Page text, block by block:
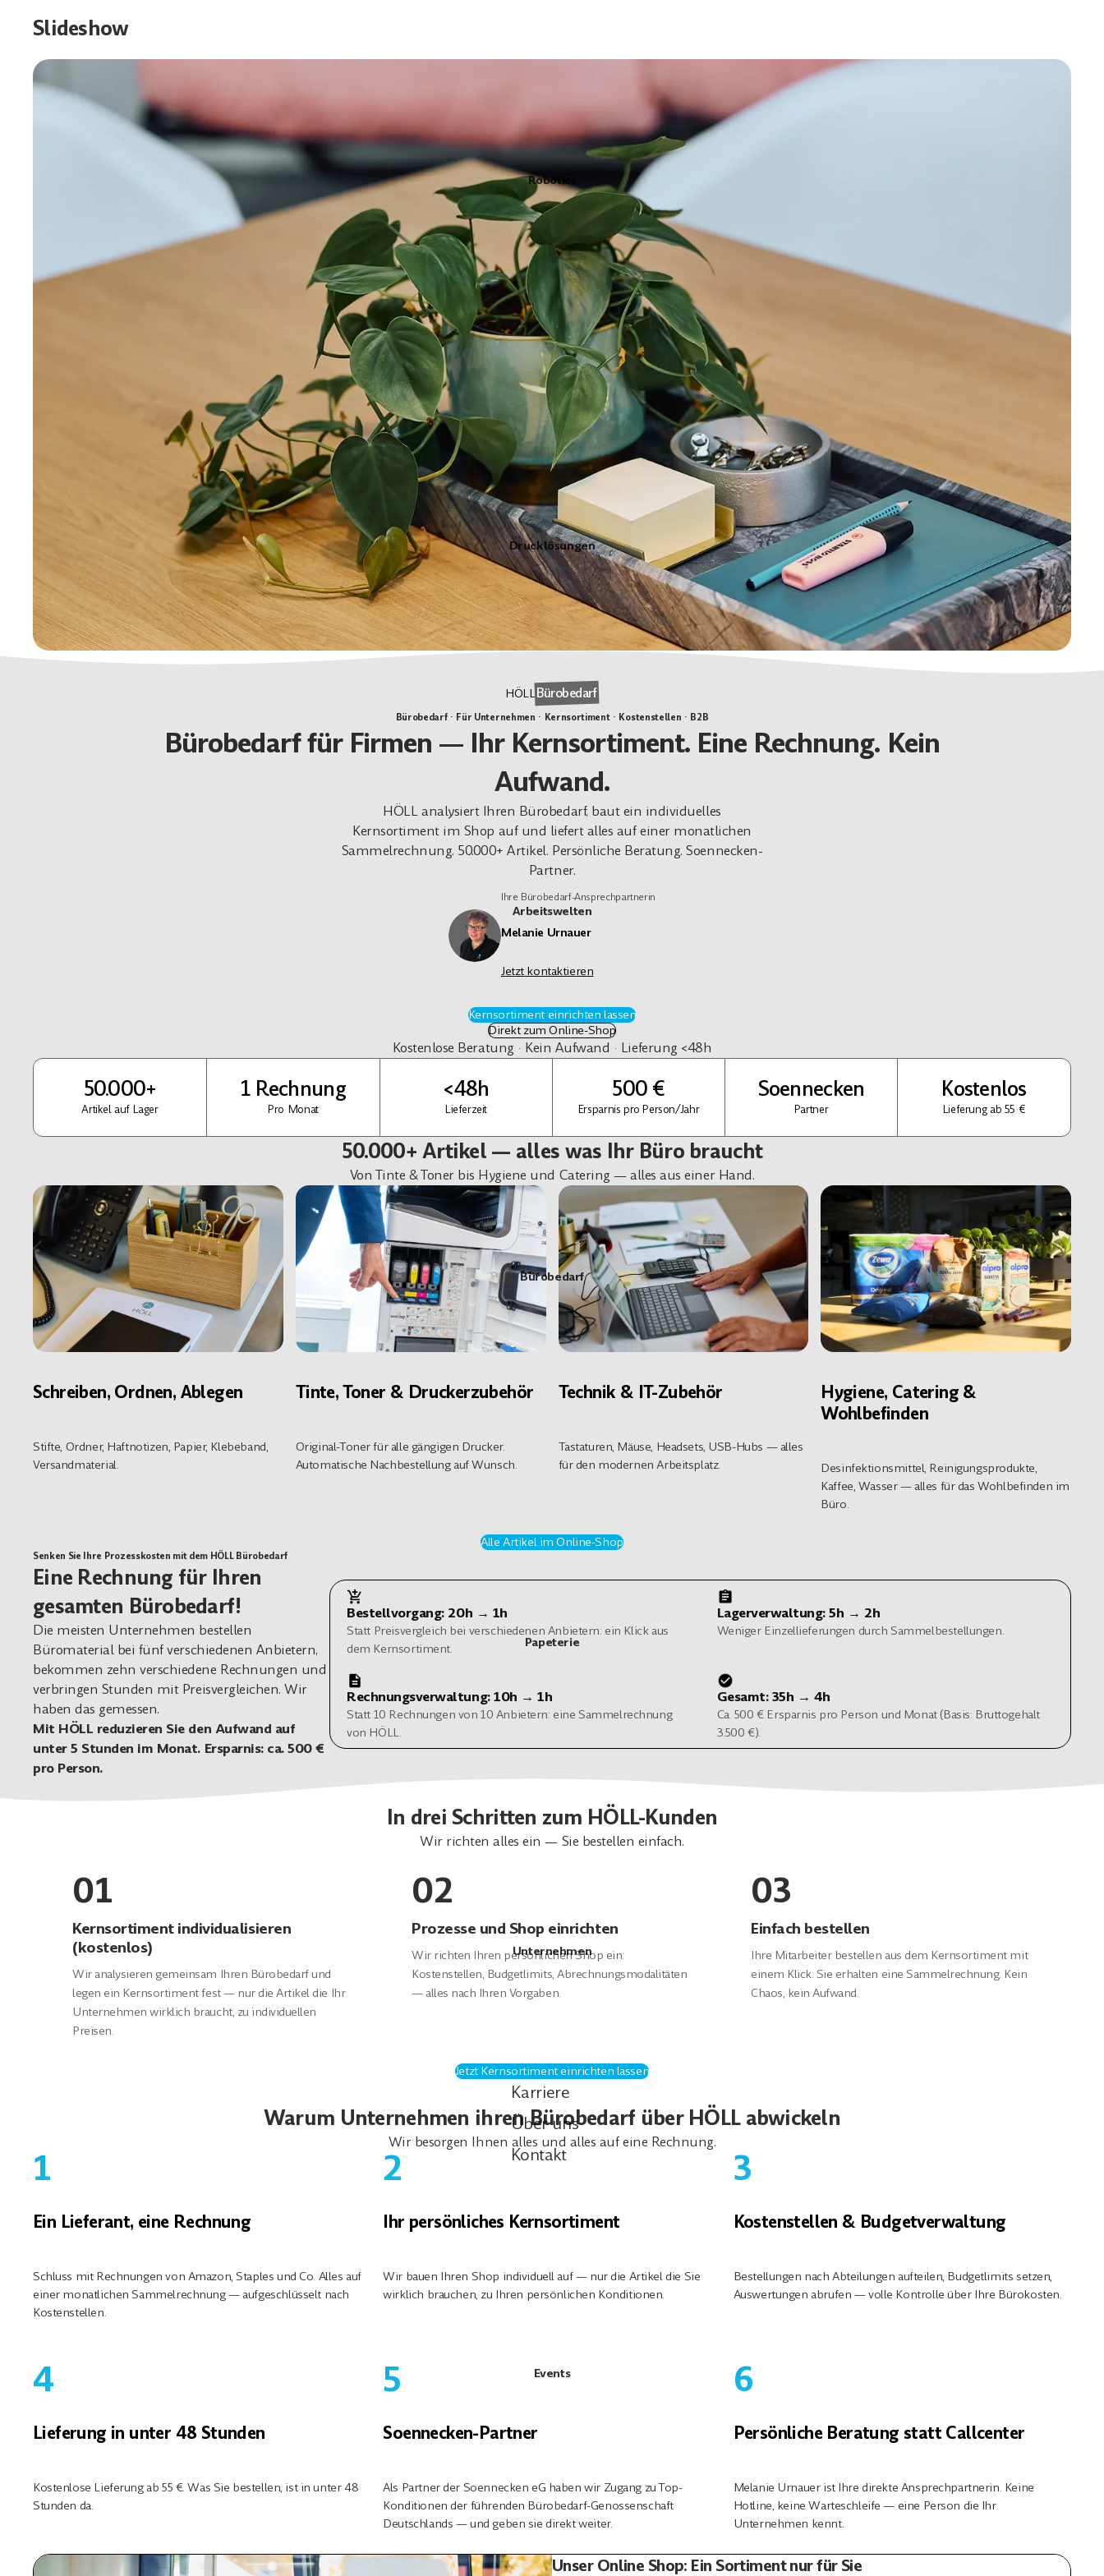
Robotics
Drucklösungen
Arbeitswelten
Bürobedarf
Papeterie
Unternehmen
Karriere
Über uns
Kontakt
Events
Slideshow
HÖLLBürobedarf
Bürobedarf · Für Unternehmen · Kernsortiment · Kostenstellen · B2B
Bürobedarf für Firmen — Ihr Kernsortiment. Eine Rechnung. Kein
Aufwand.
HÖLL analysiert Ihren Bürobedarf, baut ein individuelles
Kernsortiment im Shop auf und liefert alles auf einer monatlichen
Sammelrechnung. 50.000+ Artikel. Persönliche Beratung. Soennecken-
Partner.
Ihre Bürobedarf-Ansprechpartnerin
Melanie Urnauer
Jetzt kontaktieren
Kernsortiment einrichten lassen
Direkt zum Online-Shop
Kostenlose Beratung · Kein Aufwand · Lieferung <48h
50.000+
Artikel auf Lager
1 Rechnung
Pro Monat
<48h
Lieferzeit
500 €
Ersparnis pro Person/Jahr
Soennecken
Partner
Kostenlos
Lieferung ab 55 €
50.000+ Artikel — alles was Ihr Büro braucht
Von Tinte & Toner bis Hygiene und Catering — alles aus einer Hand.
Schreiben, Ordnen, Ablegen
Stifte, Ordner, Haftnotizen, Papier, Klebeband,
Versandmaterial.
Tinte, Toner & Druckerzubehör
Original-Toner für alle gängigen Drucker.
Automatische Nachbestellung auf Wunsch.
Technik & IT-Zubehör
Tastaturen, Mäuse, Headsets, USB-Hubs — alles
für den modernen Arbeitsplatz.
Hygiene, Catering &
Wohlbefinden
Desinfektionsmittel, Reinigungsprodukte,
Kaffee, Wasser — alles für das Wohlbefinden im
Büro.
Alle Artikel im Online-Shop
Senken Sie Ihre Prozesskosten mit dem HÖLL Bürobedarf
Eine Rechnung für Ihren
gesamten Bürobedarf!
Die meisten Unternehmen bestellen
Büromaterial bei fünf verschiedenen Anbietern,
bekommen zehn verschiedene Rechnungen und
verbringen Stunden mit Preisvergleichen. Wir
haben das gemessen.
Mit HÖLL reduzieren Sie den Aufwand auf
unter 5 Stunden im Monat. Ersparnis: ca. 500 €
pro Person.
Bestellvorgang: 20h → 1h
Statt Preisvergleich bei verschiedenen Anbietern: ein Klick aus
dem Kernsortiment.
Lagerverwaltung: 5h → 2h
Weniger Einzellieferungen durch Sammelbestellungen.
Rechnungsverwaltung: 10h → 1h
Statt 10 Rechnungen von 10 Anbietern: eine Sammelrechnung
von HÖLL.
Gesamt: 35h → 4h
Ca. 500 € Ersparnis pro Person und Monat (Basis: Bruttogehalt
3.500 €).
In drei Schritten zum HÖLL-Kunden
Wir richten alles ein — Sie bestellen einfach.
01
Kernsortiment individualisieren
(kostenlos)
Wir analysieren gemeinsam Ihren Bürobedarf und
legen ein Kernsortiment fest — nur die Artikel die Ihr
Unternehmen wirklich braucht, zu individuellen
Preisen.
02
Prozesse und Shop einrichten
Wir richten Ihren persönlichen Shop ein:
Kostenstellen, Budgetlimits, Abrechnungsmodalitäten
— alles nach Ihren Vorgaben.
03
Einfach bestellen
Ihre Mitarbeiter bestellen aus dem Kernsortiment mit
einem Klick. Sie erhalten eine Sammelrechnung. Kein
Chaos, kein Aufwand.
Jetzt Kernsortiment einrichten lassen
Warum Unternehmen ihren Bürobedarf über HÖLL abwickeln
Wir besorgen Ihnen alles und alles auf eine Rechnung.
1
Ein Lieferant, eine Rechnung
Schluss mit Rechnungen von Amazon, Staples und Co. Alles auf
einer monatlichen Sammelrechnung — aufgeschlüsselt nach
Kostenstellen.
2
Ihr persönliches Kernsortiment
Wir bauen Ihren Shop individuell auf — nur die Artikel die Sie
wirklich brauchen, zu Ihren persönlichen Konditionen.
3
Kostenstellen & Budgetverwaltung
Bestellungen nach Abteilungen aufteilen, Budgetlimits setzen,
Auswertungen abrufen — volle Kontrolle über Ihre Bürokosten.
4
Lieferung in unter 48 Stunden
Kostenlose Lieferung ab 55 €. Was Sie bestellen, ist in unter 48
Stunden da.
5
Soennecken-Partner
Als Partner der Soennecken eG haben wir Zugang zu Top-
Konditionen der führenden Bürobedarf-Genossenschaft
Deutschlands — und geben sie direkt weiter.
6
Persönliche Beratung statt Callcenter
Melanie Urnauer ist Ihre direkte Ansprechpartnerin. Keine
Hotline, keine Warteschleife — eine Person die Ihr
Unternehmen kennt.
Unser Online Shop: Ein Sortiment nur für Sie